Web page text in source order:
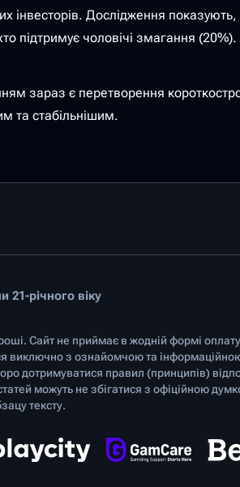
Дослідження
підтримує чоловічі змагання
є перетворення
та стабільнішим.
21-річного віку
Сайт не приймає в жодній формі
виключно з ознайомчою та
дотримуватися правил (принципів)
можуть не збігатися з офіційною
тексту.